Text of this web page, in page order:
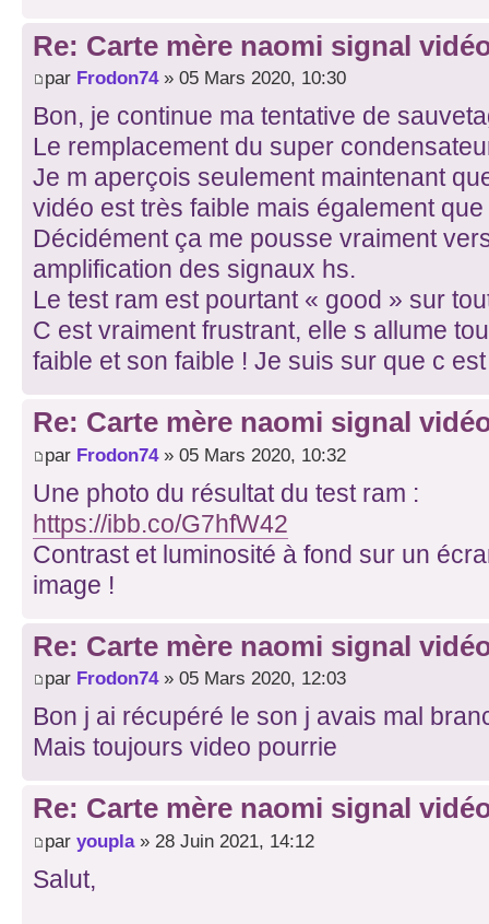
Re: Carte mère naomi signal
par Frodon74» 05 Mars 2020, 10:30
Bon, je continue ma tentative de
Le remplacement du super
Je m aperçois seulement maintenant
vidéo est très faible mais également
Décidément ça me pousse vraiment
amplification des signaux hs.
Le test ram est pourtant « good » sur
C est vraiment frustrant, elle s allume
faible et son faible ! Je suis sur que c
Re: Carte mère naomi signal
par Frodon74» 05 Mars 2020, 10:32
Une photo du résultat du test ram :
https://ibb.co/G7hfW42
Contrast et luminosité à fond sur un
image !
Re: Carte mère naomi signal
par Frodon74» 05 Mars 2020, 12:03
Bon j ai récupéré le son j avais mal
Mais toujours video pourrie
Re: Carte mère naomi signal
par youpla» 28 Juin 2021, 14:12
Salut,